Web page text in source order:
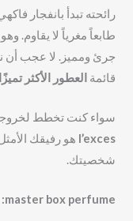
رائحته تبدأ بانفجار
طابعاً مغرياً لا يقاوم.
جرئ ومميز. لا عجب
قائمة العطور الأكثر
سواء كنت تخطط
l’exces هو رفيقك
شخصيتك.
master box perfume